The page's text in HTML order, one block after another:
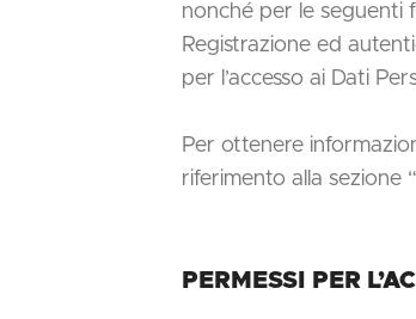
nonché per le seguenti
Registrazione ed
per l’accesso ai Dati
Per ottenere
riferimento alla sezione
PERMESSI PER